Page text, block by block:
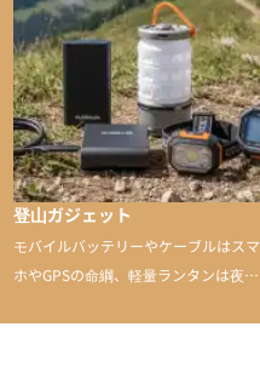
登山ガジェット
モバイルバッテリーやケーブルはスマ
ホやGPSの命綱、軽量ランタンは夜間